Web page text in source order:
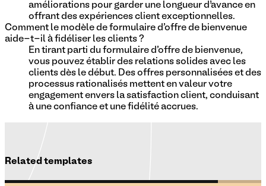
améliorations pour garder une longueur d’avance en
offrant des expériences client exceptionnelles.
Comment le modèle de formulaire d'offre de bienvenue
aide-t-il à fidéliser les clients ?
En tirant parti du formulaire d'offre de bienvenue,
vous pouvez établir des relations solides avec les
clients dès le début. Des offres personnalisées et des
processus rationalisés mettent en valeur votre
engagement envers la satisfaction client, conduisant
à une confiance et une fidélité accrues.
Related templates